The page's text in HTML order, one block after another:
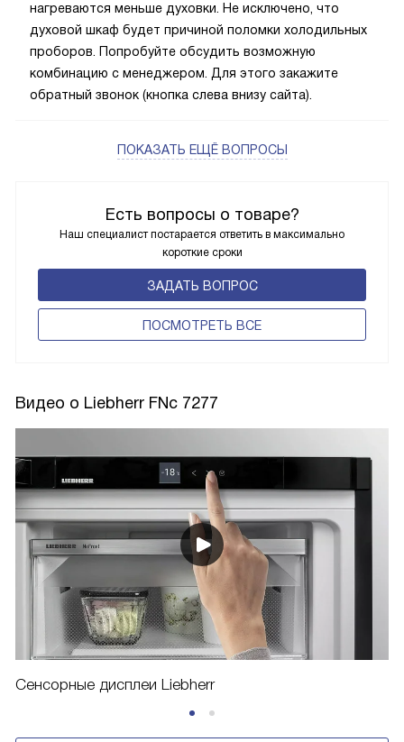
Есть вопросы о товаре?
Наш специалист постарается ответить в максимально
короткие сроки
ЗАДАТЬ ВОПРОС
ПОCМОТРЕТЬ ВСЕ
нагреваются меньше духовки. Не исключено, что
духовой шкаф будет причиной поломки холодильных
проборов. Попробуйте обсудить возможную
комбинацию с менеджером. Для этого закажите
обратный звонок (кнопка слева внизу сайта).
ПОКАЗАТЬ ЕЩЁ ВОПРОСЫ
Видео о Liebherr FNc 7277
Сенсорные дисплеи Liebherr